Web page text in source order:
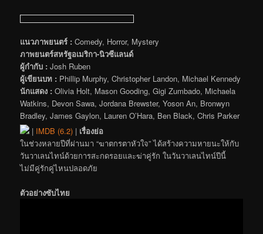
แนวภาพยนตร์ : Comedy, Horror, Mystery
ภาพยนตร์สหรัฐอเมริกา-นิวซีแลนด์
ผู้กำกับ : Josh Ruben
ผู้เขียนบท : Phillip Murphy, Christopher Landon, Michael Kennedy
นักแสดง : Olivia Holt, Mason Gooding, Gigi Zumbado, Michaela
Watkins, Devon Sawa, Jordana Brewster, Yoson An, Bronwyn
Bradley, James Gaylon, Lauren O’Hara, Ben Black, Chris Parker
| IMDB (6.2) | เรื่องย่อ
ในช่วงหลายปีที่ผ่านมา “ฆาตกรตาหัวใจ” ได้สร้างความหายนะให้กับ
วันวาเลนไทน์ด้วยการสะกดรอยและฆ่าคู่รัก ในวันวาเลนไทน์ปีนี้
ไม่มีคู่รักคู่ไหนปลอดภัย
ตัวอย่างซับไทย